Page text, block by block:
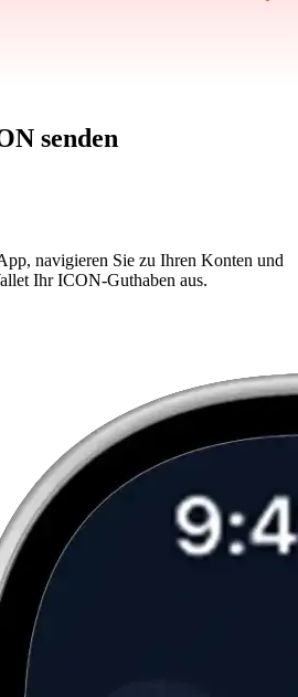
senden
navigieren Sie zu Ihren Konten und
Ihr ICON-Guthaben aus.